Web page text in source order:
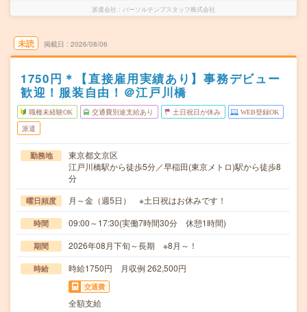
派遣会社 パーソルテンプスタッフ株式会社
未読 掲載日 2026/08/06
1750円＊【直接雇用実績あり】事務デビュー
歓迎！服装自由！＠江戸川橋
職種未経験OK 交通費別途支給あり 土日祝日が休み WEB登録OK
派遣
勤務地
東京都文京区
江戸川橋駅から徒歩5分／早稲田(東京メトロ)駅から徒歩8
分
曜日頻度 月～金（週5日） ※土日祝はお休みです！
時間 09:00～17:30(実働7時間30分 休憩1時間)
期間 2026年08月下旬～長期 ※8月～！
時給 時給1750円 月収例 262,500円
交通費
全額支給